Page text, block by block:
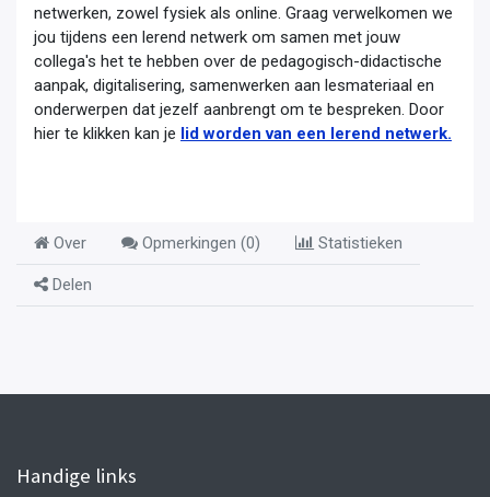
netwerken, zowel fysiek als online. Graag verwelkomen we
jou tijdens een lerend netwerk om samen met jouw
collega's het te hebben over de pedagogisch-didactische
aanpak, digitalisering, samenwerken aan lesmateriaal en
onderwerpen dat jezelf aanbrengt om te bespreken. Door
hier te klikken kan je lid worden van een lerend netwerk.
Over Opmerkingen (0) Statistieken
Delen
Handige links